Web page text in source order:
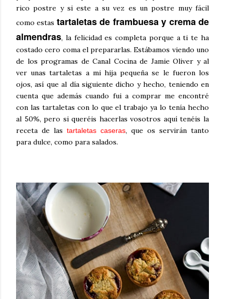
rico postre y si este a su vez es un postre muy fácil
como estas tartaletas de frambuesa y crema de
almendras, la felicidad es completa porque a ti te ha
costado cero coma el prepararlas. Estábamos viendo uno
de los programas de Canal Cocina de Jamie Oliver y al
ver unas tartaletas a mi hija pequeña se le fueron los
ojos, así que al día siguiente dicho y hecho, teniendo en
cuenta que además cuando fui a comprar me encontré
con las tartaletas con lo que el trabajo ya lo tenía hecho
al 50%, pero si queréis hacerlas vosotros aquí tenéis la
receta de las tartaletas caseras, que os servirán tanto
para dulce, como para salados.